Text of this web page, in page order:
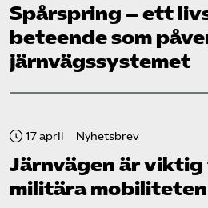
Spårspring – ett
beteende som
järnvägssystemet
17 april Nyhetsbrev
Järnvägen är viktig
militära mobiliteten